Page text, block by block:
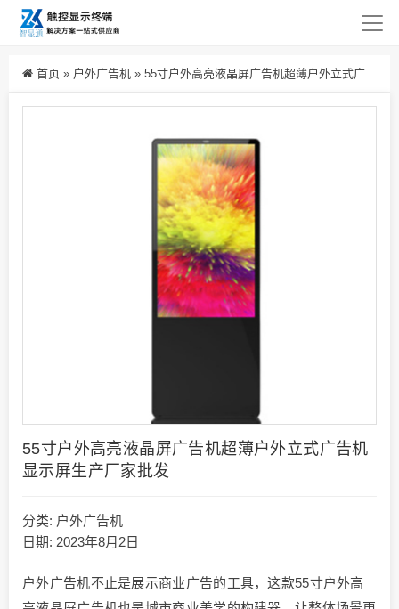
首页 » 户外广告机 » 55寸户外高亮液晶屏广告机超薄户外立式广告机显示屏生产厂家批发
55寸户外高亮液晶屏广告机超薄户外立式广告机
显示屏生产厂家批发
分类: 户外广告机
日期: 2023年8月2日
户外广告机不止是展示商业广告的工具，这款55寸户外高